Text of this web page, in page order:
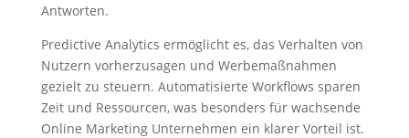
Antworten.
Predictive Analytics ermöglicht es, das Verhalten von
Nutzern vorherzusagen und Werbemaßnahmen
gezielt zu steuern. Automatisierte Workflows sparen
Zeit und Ressourcen, was besonders für wachsende
Online Marketing Unternehmen ein klarer Vorteil ist.